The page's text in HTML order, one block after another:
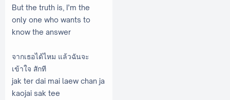
But the truth is, I’m the
only one who wants to
know the answer
จากเธอได้ไหม แล้วฉันจะ
เข้าใจ สักที
jak ter dai mai laew chan ja
kaojai sak tee